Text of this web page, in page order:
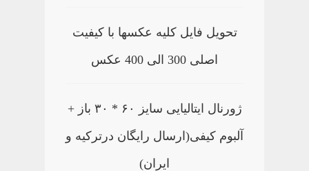
تحویل فایل کلیه عکسها با کیفیت
اصلی 300 الی 400 عکس
ژورنال ایتالیایی سایز ۶۰ * ۳۰ باز +
آلبوم کیفی(ارسال رایگان درترکیه و
ایران)